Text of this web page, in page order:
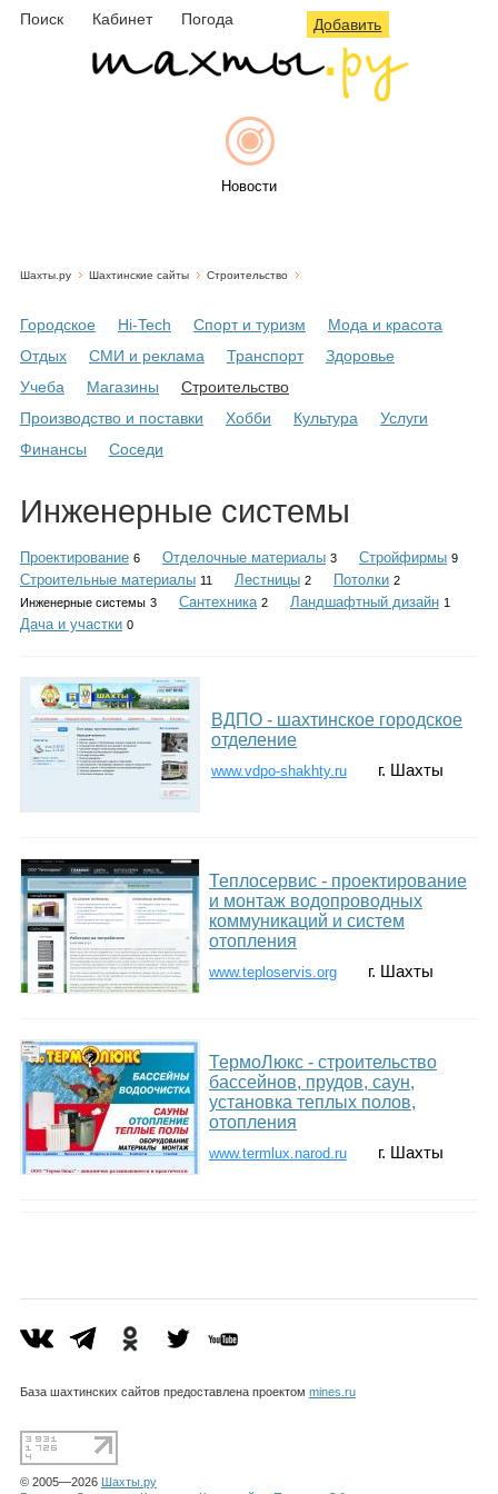
Поиск Кабинет Погода Добавить
Новости
Объявления
Каталог
Инфо
Гороскоп
Фотогалерея
Шахты.ру Шахтинские сайты Строительство
Городское Hi-Tech Спорт и туризм
Мода и красота
Отдых
СМИ и реклама Транспорт
Здоровье
Учеба
Магазины
Строительство
Производство и поставки
Хобби Культура
Услуги
Финансы
Соседи
Инженерные системы
Проектирование 6 Отделочные материалы 3 Стройфирмы 9
Строительные материалы 11 Лестницы 2 Потолки 2
Инженерные системы 3 Сантехника 2 Ландшафтный дизайн 1
Дача и участки 0
ВДПО - шахтинское городское
отделение
www.vdpo-shakhty.ru г. Шахты
Теплосервис - проектирование
и монтаж водопроводных
коммуникаций и систем
отопления
www.teploservis.org г. Шахты
ТермоЛюкс - строительство
бассейнов, прудов, саун,
установка теплых полов,
отопления
www.termlux.narod.ru г. Шахты
База шахтинских сайтов предоставлена проектом mines.ru
© 2005—2026 Шахты.ру